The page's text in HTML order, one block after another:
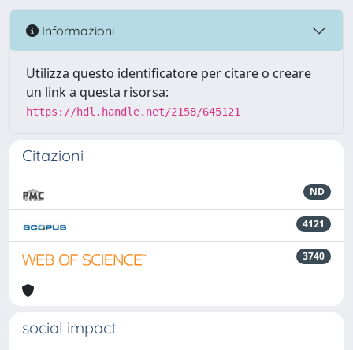
Informazioni
Utilizza questo identificatore per citare o creare
un link a questa risorsa:
https://hdl.handle.net/2158/645121
Citazioni
ND
4121
3740
social impact